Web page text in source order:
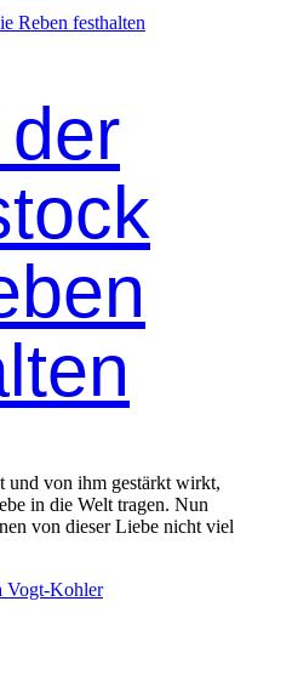
und von ihm gestärkt wirkt,
in die Welt tragen. Nun
von dieser Liebe nicht viel
Vogt-Kohler